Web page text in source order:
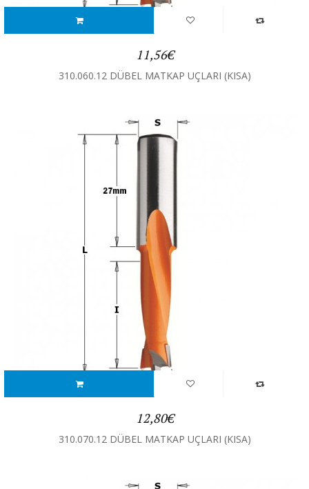
310.060.12 DÜBEL MATKAP UÇLARI (KISA)
11,56€
310.070.12 DÜBEL MATKAP UÇLARI (KISA)
12,80€